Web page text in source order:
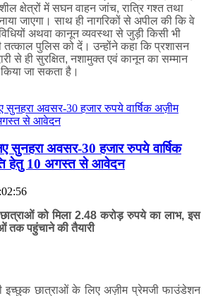
क्षेत्रों में सघन वाहन जांच, रात्रि गश्त तथा
जाएगा। साथ ही नागरिकों से अपील की कि वे
अथवा कानून व्यवस्था से जुड़ी किसी भी
तत्काल पुलिस को दें। उन्होंने कहा कि प्रशासन
से ही सुरक्षित, नशामुक्त एवं कानून का सम्मान
जा सकता है।
सुनहरा अवसर-30 हजार रुपये वार्षिक
हेतु 10 अगस्त से आवेदन
को मिला 2.48 करोड़ रुपये का लाभ, इस
तक पहुंचाने की तैयारी
इच्छुक छात्राओं के लिए अज़ीम प्रेमजी फाउंडेशन